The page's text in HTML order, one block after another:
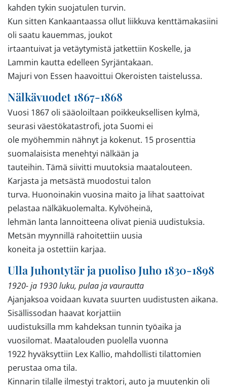
kahden tykin suojatulen turvin.
Kun sitten Kankaantaassa ollut liikkuva kenttämakasiini
oli saatu kauemmas, joukot
irtaantuivat ja vetäytymistä jatkettiin Koskelle, ja
Lammin kautta edelleen Syrjäntakaan.
Majuri von Essen haavoittui Okeroisten taistelussa.
Nälkävuodet 1867-1868
Vuosi 1867 oli sääoloiltaan poikkeuksellisen kylmä,
seurasi väestökatastrofi, jota Suomi ei
ole myöhemmin nähnyt ja kokenut. 15 prosenttia
suomalaisista menehtyi nälkään ja
tauteihin. Tämä siivitti muutoksia maatalouteen.
Karjasta ja metsästä muodostui talon
turva. Huonoinakin vuosina maito ja lihat saattoivat
pelastaa nälkäkuolemalta. Kylvöheinä,
lehmän lanta lannoitteena olivat pieniä uudistuksia.
Metsän myynnillä rahoitettiin uusia
koneita ja ostettiin karjaa.
Ulla Juhontytär ja puoliso Juho 1830-1898
1920- ja 1930 luku, pulaa ja vaurautta
Ajanjaksoa voidaan kuvata suurten uudistusten aikana.
Sisällissodan haavat korjattiin
uudistuksilla mm kahdeksan tunnin työaika ja
vuosilomat. Maatalouden puolella vuonna
1922 hyväksyttiin Lex Kallio, mahdollisti tilattomien
perustaa oma tila.
Kinnarin tilalle ilmestyi traktori, auto ja muutenkin oli